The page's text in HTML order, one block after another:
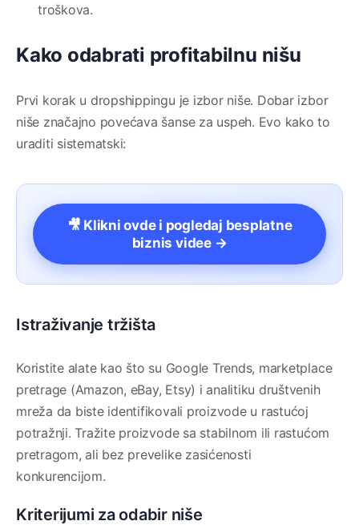
troškova.
Kako odabrati profitabilnu nišu
Prvi korak u dropshippingu je izbor niše. Dobar izbor
niše značajno povećava šanse za uspeh. Evo kako to
uraditi sistematski:
🎥 Klikni ovde i pogledaj besplatne
biznis videe →
Istraživanje tržišta
Koristite alate kao što su Google Trends, marketplace
pretrage (Amazon, eBay, Etsy) i analitiku društvenih
mreža da biste identifikovali proizvode u rastućoj
potražnji. Tražite proizvode sa stabilnom ili rastućom
pretragom, ali bez prevelike zasićenosti
konkurencijom.
Kriterijumi za odabir niše